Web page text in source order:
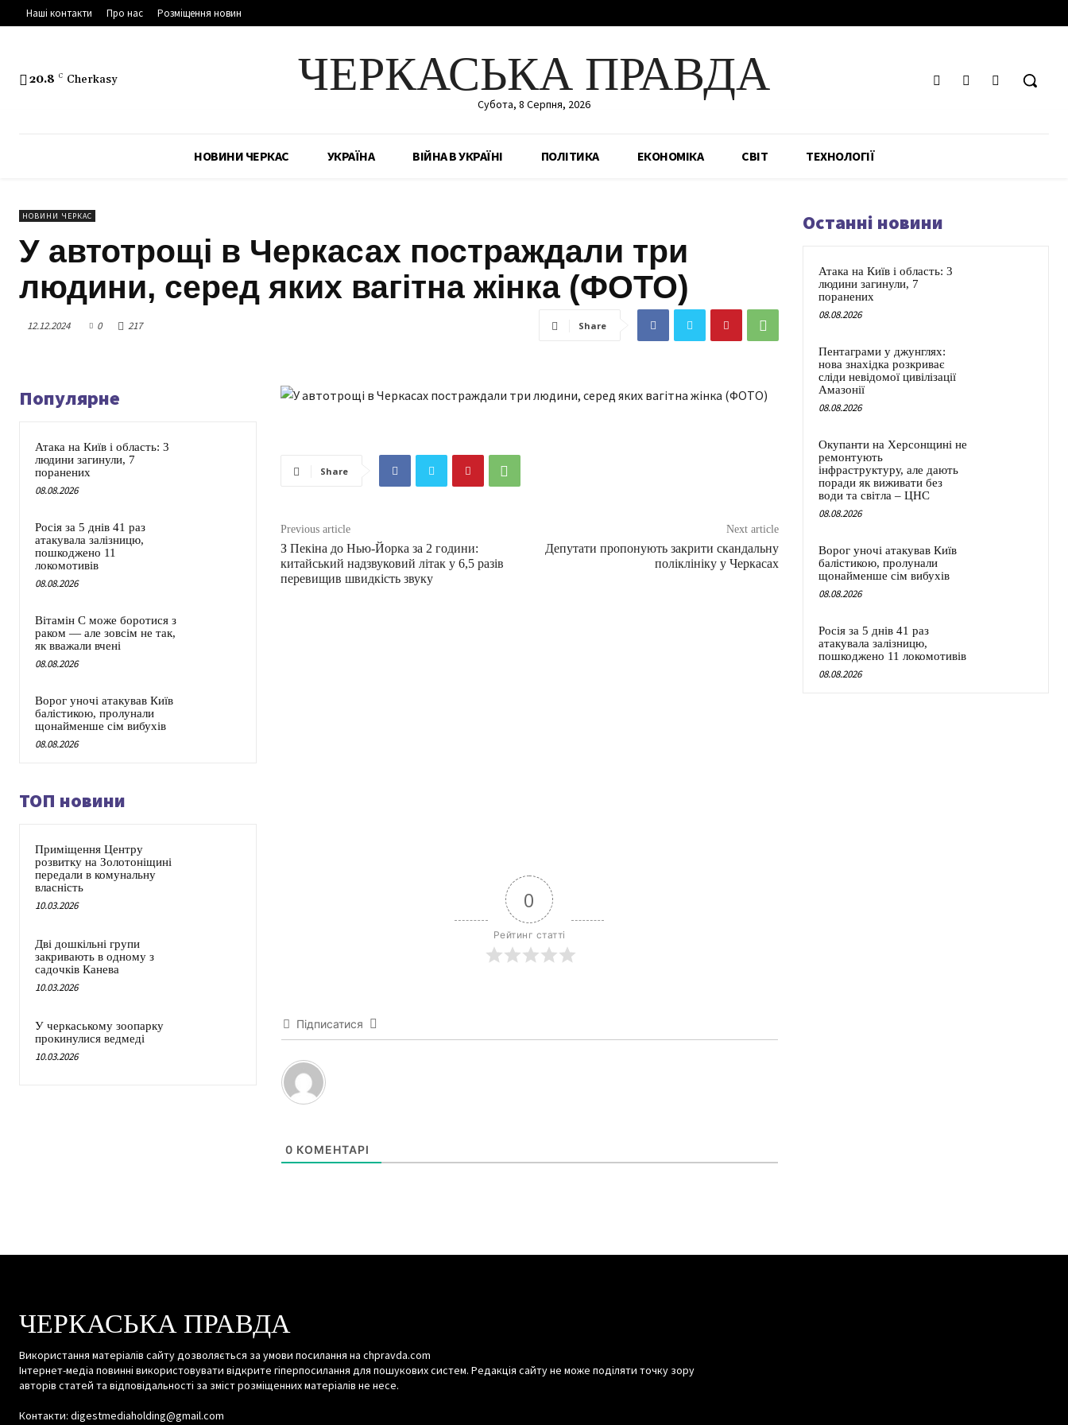
Наші контакти Про нас Розміщення новин
20.8 C Cherkasy ЧЕРКАСЬКА ПРАВДА
Субота, 8 Серпня, 2026
НОВИНИ ЧЕРКАС УКРАЇНА ВІЙНА В УКРАЇНІ ПОЛІТИКА ЕКОНОМІКА СВІТ ТЕХНОЛОГІЇ
НОВИНИ ЧЕРКАС
У автотрощі в Черкасах постраждали три
людини, серед яких вагітна жінка (ФОТО)
12.12.2024 0 217 Share
Популярне
Атака на Київ і область: 3
людини загинули, 7
поранених
08.08.2026
Росія за 5 днів 41 раз
атакувала залізницю,
пошкоджено 11
локомотивів
08.08.2026
Вітамін C може боротися з
раком — але зовсім не так,
як вважали вчені
08.08.2026
Ворог уночі атакував Київ
балістикою, пролунали
щонайменше сім вибухів
08.08.2026
Share
Previous article
З Пекіна до Нью-Йорка за 2 години:
китайський надзвуковий літак у 6,5 разів
перевищив швидкість звуку
Next article
Депутати пропонують закрити скандальну
поліклініку у Черкасах
ТОП новини
Приміщення Центру
розвитку на Золотоніщині
передали в комунальну
власність
10.03.2026
Дві дошкільні групи
закривають в одному з
садочків Канева
10.03.2026
У черкаському зоопарку
прокинулися ведмеді
10.03.2026
0
Рейтинг статті
Підписатися
0 КОМЕНТАРІ
Останні новини
Атака на Київ і область: 3
людини загинули, 7
поранених
08.08.2026
Пентаграми у джунглях:
нова знахідка розкриває
сліди невідомої цивілізації
Амазонії
08.08.2026
Окупанти на Херсонщині не
ремонтують
інфраструктуру, але дають
поради як виживати без
води та світла – ЦНС
08.08.2026
Ворог уночі атакував Київ
балістикою, пролунали
щонайменше сім вибухів
08.08.2026
Росія за 5 днів 41 раз
атакувала залізницю,
пошкоджено 11 локомотивів
08.08.2026
ЧЕРКАСЬКА ПРАВДА
Використання матеріалів сайту дозволяється за умови посилання на chpravda.com
Інтернет-медіа повинні використовувати відкрите гіперпосилання для пошукових систем. Редакція сайту не може поділяти точку зору
авторів статей та відповідальності за зміст розміщенних матеріалів не несе.
Контакти: digestmediaholding@gmail.com